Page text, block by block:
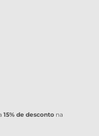
15% de desconto na